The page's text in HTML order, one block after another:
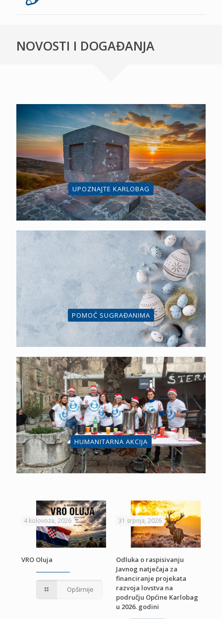
NOVOSTI I DOGAĐANJA
UPOZNAJTE KARLOBAG
POMOĆ SUGRAĐANIMA
HUMANITARNA AKCIJA
4 kolovoza, 2026
VRO Oluja
Opširnije
31 srpnja, 2026
Odluka o raspisivanju
Javnog natječaja za
financiranje projekata
razvoja lovstva na
području Općine Karlobag
u 2026. godini